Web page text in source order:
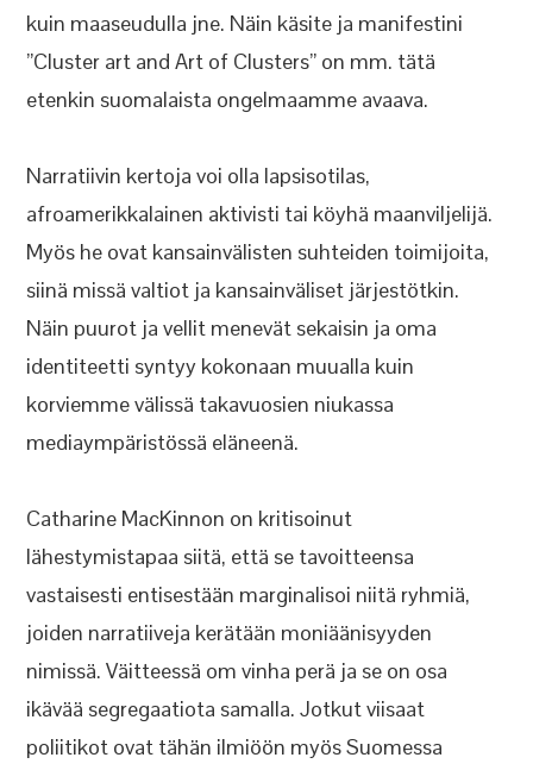
kuin maaseudulla jne. Näin käsite ja manifestini
”Cluster art and Art of Clusters” on mm. tätä
etenkin suomalaista ongelmaamme avaava.
Narratiivin kertoja voi olla lapsisotilas,
afroamerikkalainen aktivisti tai köyhä maanviljelijä.
Myös he ovat kansainvälisten suhteiden toimijoita,
siinä missä valtiot ja kansainväliset järjestötkin.
Näin puurot ja vellit menevät sekaisin ja oma
identiteetti syntyy kokonaan muualla kuin
korviemme välissä takavuosien niukassa
mediaympäristössä eläneenä.
Catharine MacKinnon on kritisoinut
lähestymistapaa siitä, että se tavoitteensa
vastaisesti entisestään marginalisoi niitä ryhmiä,
joiden narratiiveja kerätään moniäänisyyden
nimissä. Väitteessä om vinha perä ja se on osa
ikävää segregaatiota samalla. Jotkut viisaat
poliitikot ovat tähän ilmiöön myös Suomessa